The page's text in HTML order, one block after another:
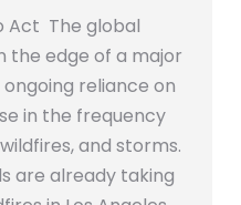
Act The global
the edge of a major
reliance on
in the frequency
and storms.
are already taking